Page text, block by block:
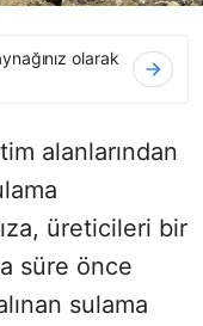
olarak
alanlarından
üreticileri bir
süre önce
sulama